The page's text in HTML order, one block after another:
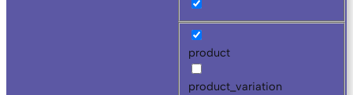
product
product_variation